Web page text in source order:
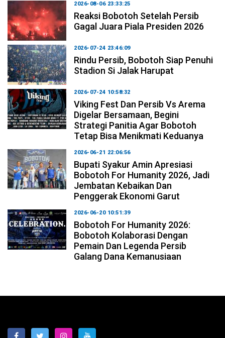
2026-08-06 23:33:25
Reaksi Bobotoh Setelah Persib
Gagal Juara Piala Presiden 2026
2026-07-24 23:46:09
Rindu Persib, Bobotoh Siap Penuhi
Stadion Si Jalak Harupat
2026-07-24 10:58:32
Viking Fest Dan Persib Vs Arema
Digelar Bersamaan, Begini
Strategi Panitia Agar Bobotoh
Tetap Bisa Menikmati Keduanya
2026-06-21 22:06:56
Bupati Syakur Amin Apresiasi
Bobotoh For Humanity 2026, Jadi
Jembatan Kebaikan Dan
Penggerak Ekonomi Garut
2026-06-20 10:51:39
Bobotoh For Humanity 2026:
Bobotoh Kolaborasi Dengan
Pemain Dan Legenda Persib
Galang Dana Kemanusiaan